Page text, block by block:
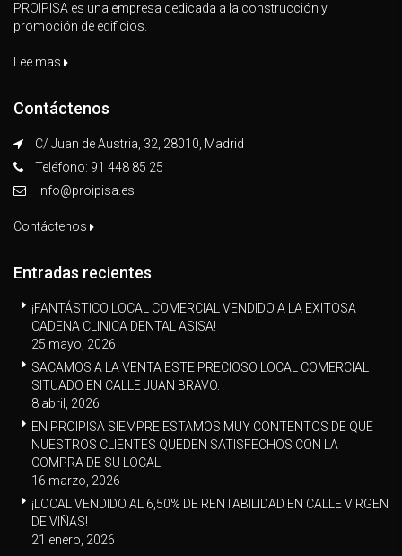
PROIPISA es una empresa dedicada a la construcción y
promoción de edificios.
Lee mas
Contáctenos
C/ Juan de Austria, 32, 28010, Madrid
Teléfono: 91 448 85 25
info@proipisa.es
Contáctenos
Entradas recientes
¡FANTÁSTICO LOCAL COMERCIAL VENDIDO A LA EXITOSA
CADENA CLINICA DENTAL ASISA!
25 mayo, 2026
SACAMOS A LA VENTA ESTE PRECIOSO LOCAL COMERCIAL
SITUADO EN CALLE JUAN BRAVO.
8 abril, 2026
EN PROIPISA SIEMPRE ESTAMOS MUY CONTENTOS DE QUE
NUESTROS CLIENTES QUEDEN SATISFECHOS CON LA
COMPRA DE SU LOCAL.
16 marzo, 2026
¡LOCAL VENDIDO AL 6,50% DE RENTABILIDAD EN CALLE VIRGEN
DE VIÑAS!
21 enero, 2026